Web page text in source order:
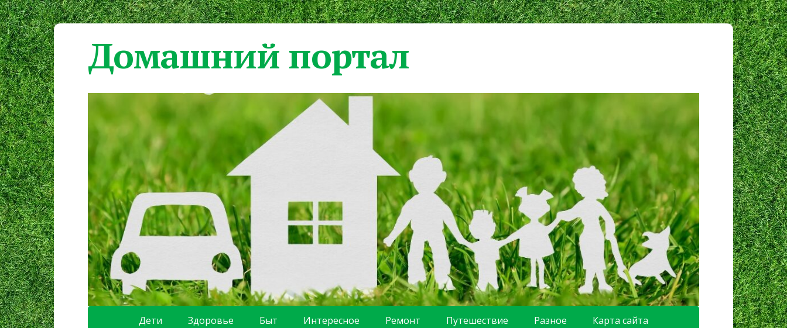
Домашний портал
Дети Здоровье Быт Интересное Ремонт Путешествие Разное Карта сайта